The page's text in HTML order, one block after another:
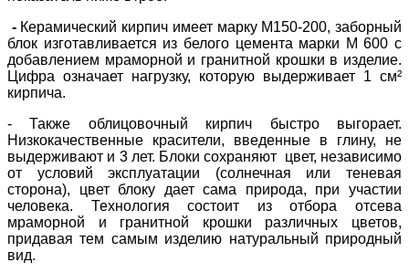
- Керамический кирпич имеет марку М150-200, заборный
блок изготавливается из белого цемента марки М 600 с
добавлением мраморной и гранитной крошки в изделие.
Цифра означает нагрузку, которую выдерживает 1 см²
кирпича.
- Также облицовочный кирпич быстро выгорает.
Низкокачественные красители, введенные в глину, не
выдерживают и 3 лет. Блоки сохраняют цвет, независимо
от условий эксплуатации (солнечная или теневая
сторона), цвет блоку дает сама природа, при участии
человека. Технология состоит из отбора отсева
мраморной и гранитной крошки различных цветов,
придавая тем самым изделию натуральный природный
вид.